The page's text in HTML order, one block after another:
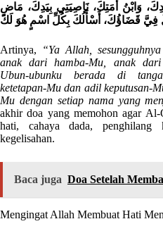
وَابْنُ أَمَتِكَ، نَاصِيَتِي بِيَدِكَ، مَاضٍ
Artinya,
“Ya Allah,
anak dari hamba-Mu, anak dari
Ubun-ubunku berada di
ketetapan-Mu dan adil keputusan-
Mu dengan setiap nama yang
akhir doa yang memohon agar Al-
hati, cahaya dada, penghilang
kegelisahan.
Baca juga Doa Setelah
Mengingat Allah Membuat Hati